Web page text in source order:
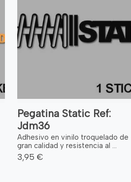
Pegatina Static Ref:
Jdm36
Adhesivo en vinilo troquelado de
gran calidad y resistencia al ...
3,95 €